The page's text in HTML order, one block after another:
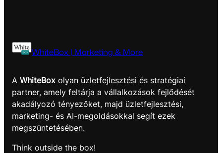
WhiteBox | Marketing & More
A WhiteBox olyan üzletfejlesztési és stratégiai
partner, amely feltárja a vállalkozások fejlődését
akadályozó tényezőket, majd üzletfejlesztési,
marketing- és AI-megoldásokkal segít ezek
megszüntetésében.
Think outside the box!